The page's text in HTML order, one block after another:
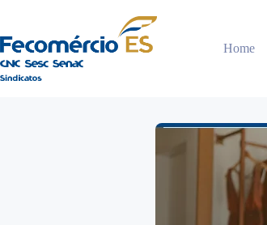
o
conteúdo
Home